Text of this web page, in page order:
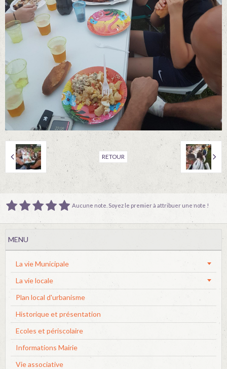
RETOUR
Aucune note. Soyez le premier à attribuer une note !
MENU
La vie Municipale
La vie locale
Plan local d'urbanisme
Historique et présentation
Ecoles et périscolaire
Informations Mairie
Vie associative